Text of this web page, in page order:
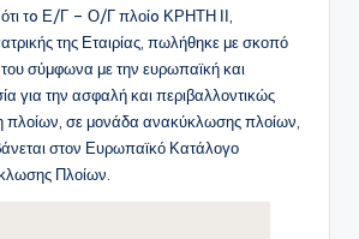
ότι τo Ε/Γ – Ο/Γ πλοίo ΚΡΗΤΗ ΙΙ,
της Εταιρίας, πωλήθηκε με σκοπό
σύμφωνα με την ευρωπαϊκή και
για την ασφαλή και περιβαλλοντικώς
πλοίων, σε μονάδα ανακύκλωσης πλοίων,
στον Ευρωπαϊκό Κατάλογο
Πλοίων.